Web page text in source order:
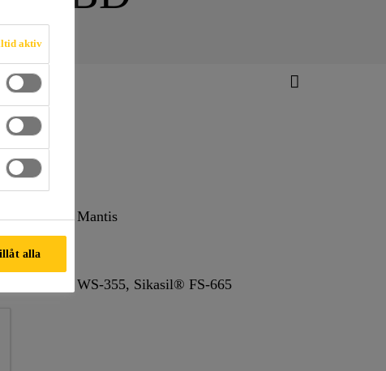
Guld Mantis
Sikasil® WS-355, Sikasil® FS-665
aktiv
alla